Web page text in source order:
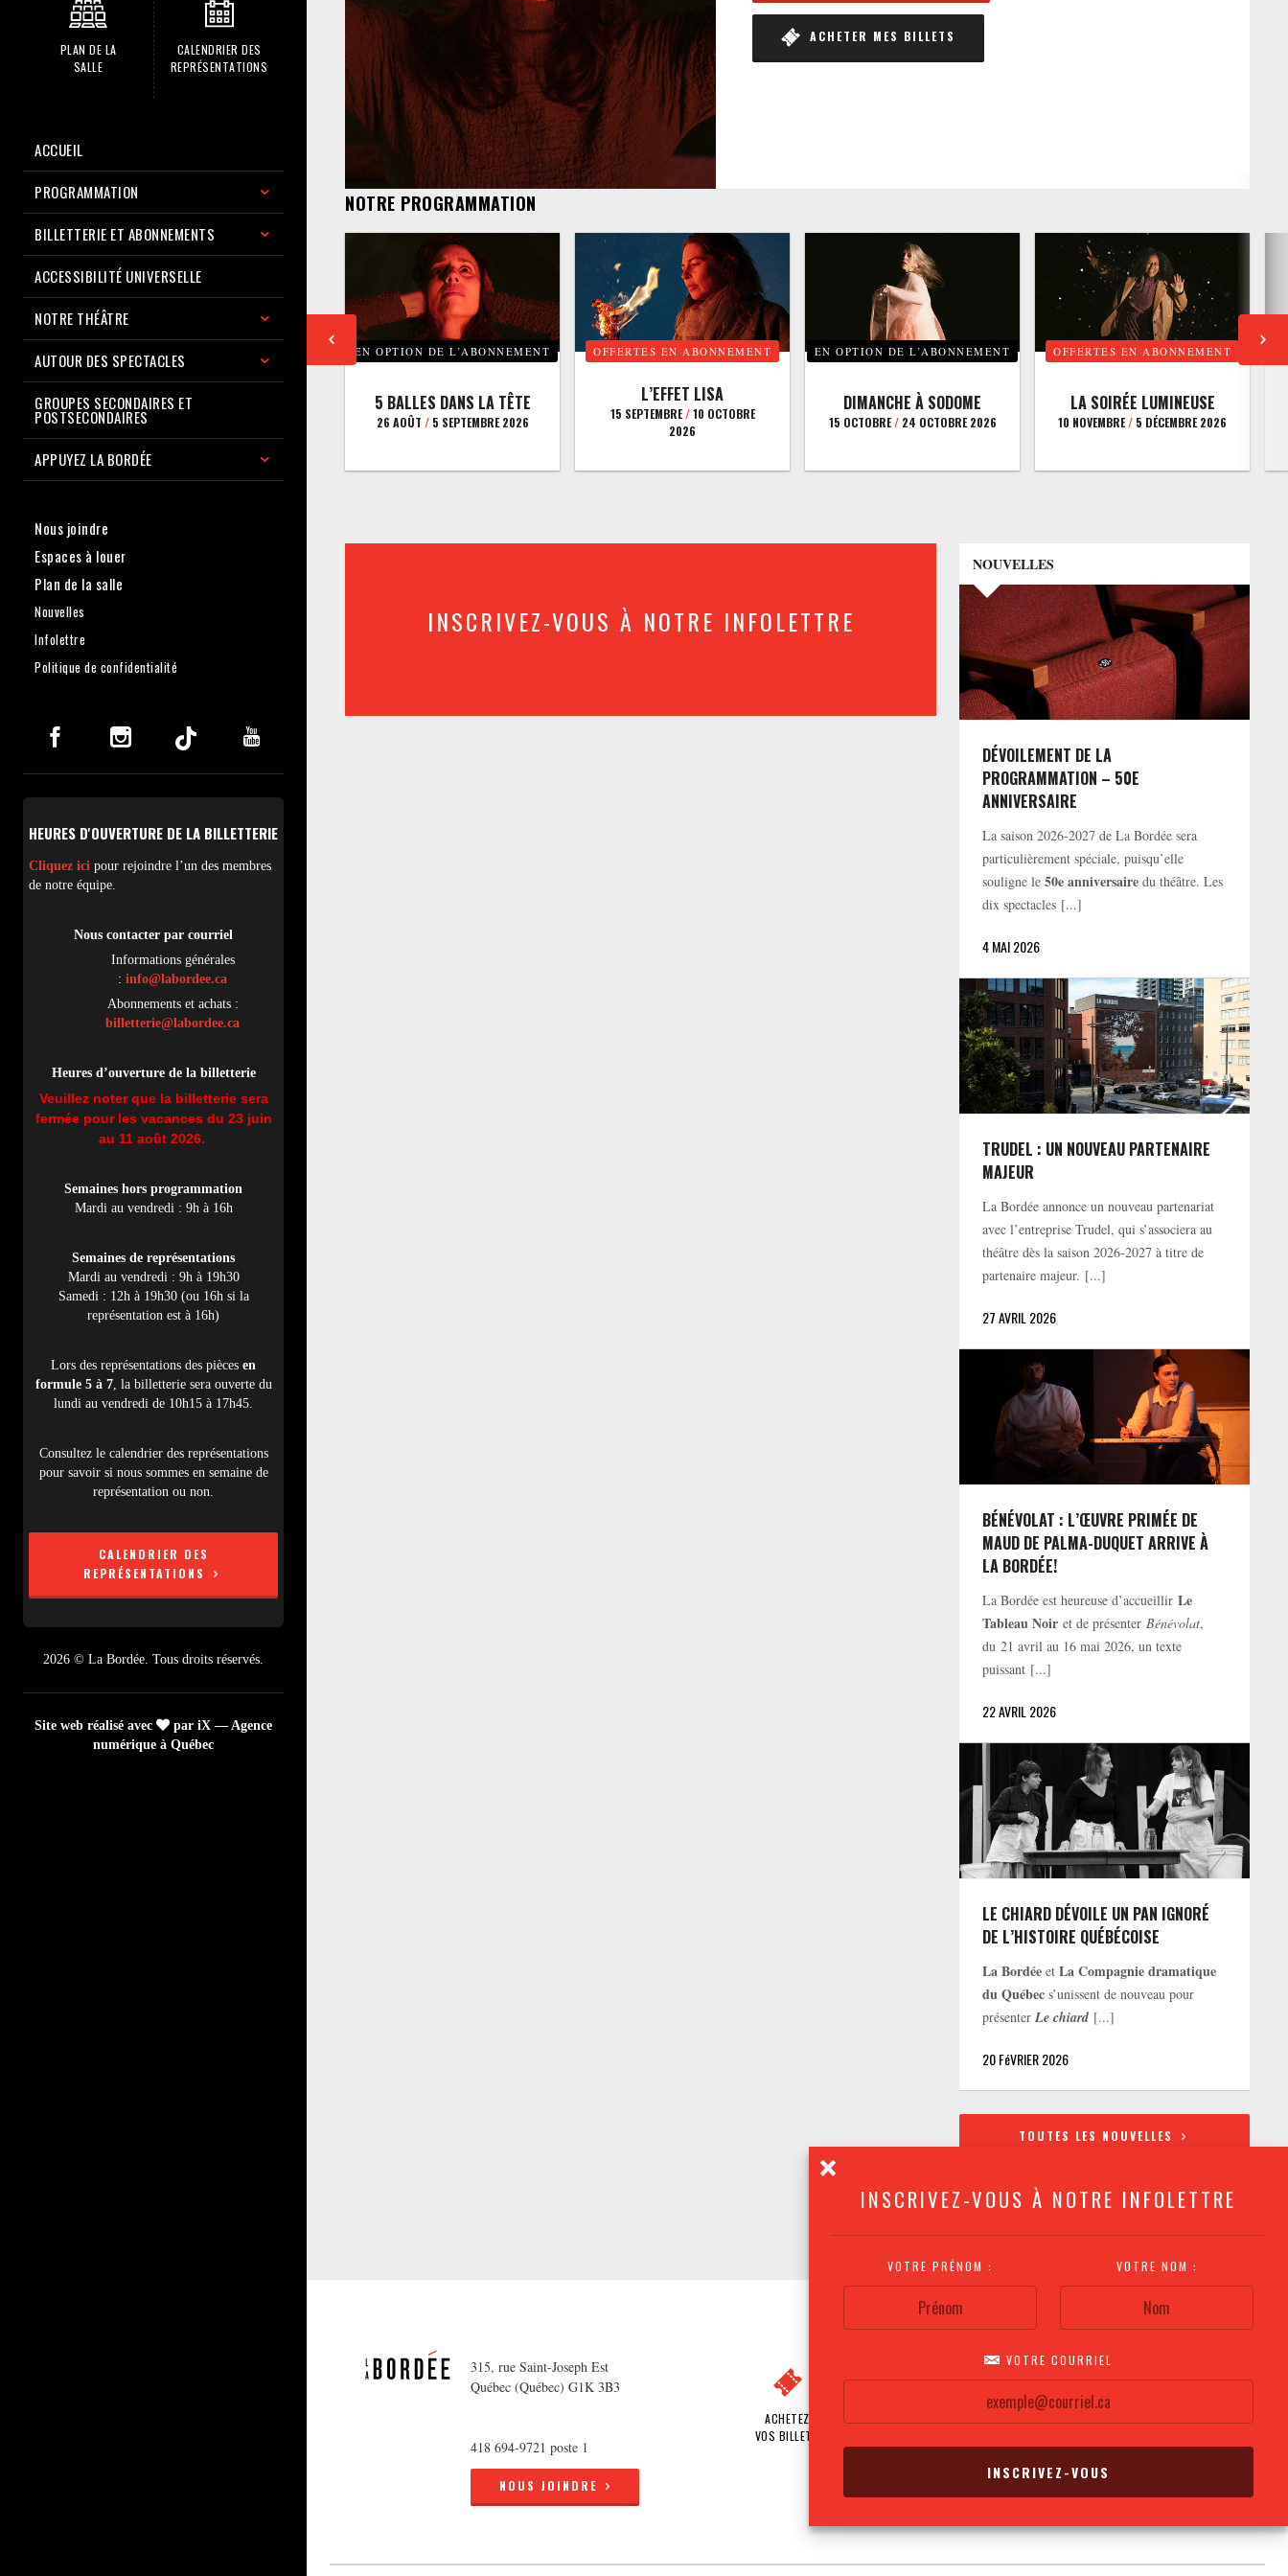
INSCRIVEZ-VOUS À NOTRE INFOLETTRE
VOTRE PRÉNOM : VOTRE NOM :
VOTRE COURRIEL
PLAN DE LA
SALLE
CALENDRIER DES
REPRÉSENTATIONS
ACCUEIL
PROGRAMMATION
BILLETTERIE ET ABONNEMENTS
ACCESSIBILITÉ UNIVERSELLE
NOTRE THÉÂTRE
AUTOUR DES SPECTACLES
GROUPES SECONDAIRES ET
POSTSECONDAIRES
APPUYEZ LA BORDÉE
Nous joindre
Espaces à louer
Plan de la salle
Nouvelles
Infolettre
Politique de confidentialité
HEURES D'OUVERTURE DE LA BILLETTERIE
Cliquez ici pour rejoindre l’un des membres
de notre équipe.
Nous contacter par courriel
Informations générales
: info@labordee.ca
Abonnements et achats :
billetterie@labordee.ca
Heures d’ouverture de la billetterie
Veuillez noter que la billetterie sera
fermée pour les vacances du 23 juin
au 11 août 2026.
Semaines hors programmation
Mardi au vendredi : 9h à 16h
Semaines de représentations
Mardi au vendredi : 9h à 19h30
Samedi : 12h à 19h30 (ou 16h si la
représentation est à 16h)
Lors des représentations des pièces en
formule 5 à 7, la billetterie sera ouverte du
lundi au vendredi de 10h15 à 17h45.
Consultez le calendrier des représentations
pour savoir si nous sommes en semaine de
représentation ou non.
CALENDRIER DES
REPRÉSENTATIONS
2026 © La Bordée. Tous droits réservés.
Site web réalisé avec
par iX — Agence
numérique à Québec
ACHETER MES BILLETS
NOTRE PROGRAMMATION
EN OPTION DE L’ABONNEMENT
5 BALLES DANS LA TÊTE
26 AOÛT /5 SEPTEMBRE 2026
OFFERTES EN ABONNEMENT
L’EFFET LISA
15 SEPTEMBRE/10 OCTOBRE
2026
EN OPTION DE L’ABONNEMENT
DIMANCHE À SODOME
15 OCTOBRE/24 OCTOBRE 2026
OFFERTES EN ABONNEMENT
LA SOIRÉE LUMINEUSE
10 NOVEMBRE/ 5 DÉCEMBRE 2026
INSCRIVEZ-VOUS À NOTRE INFOLETTRE
NOUVELLES
DÉVOILEMENT DE LA
PROGRAMMATION – 50E
ANNIVERSAIRE
La saison 2026-2027 de La Bordée sera
particulièrement spéciale, puisqu’elle
souligne le50e anniversaire du théâtre. Les
dix spectacles [...]
4 MAI 2026
TRUDEL : UN NOUVEAU PARTENAIRE
MAJEUR
La Bordée annonce un nouveau partenariat
avec l’entreprise Trudel, qui s’associera au
théâtre dès la saison 2026-2027 à titre de
partenaire majeur. [...]
27 AVRIL 2026
BÉNÉVOLAT : L’ŒUVRE PRIMÉE DE
MAUD DE PALMA-DUQUET ARRIVE À
LA BORDÉE!
La Bordée est heureuse d’accueillirLe
Tableau Noir et de présenterBénévolat,
du 21 avril au 16 mai 2026, un texte
puissant [...]
22 AVRIL 2026
LE CHIARD DÉVOILE UN PAN IGNORÉ
DE L’HISTOIRE QUÉBÉCOISE
La Bordée etLa Compagnie dramatique
du Québec s’unissent de nouveau pour
présenterLe chiard [...]
20 FéVRIER 2026
TOUTES LES NOUVELLES
315, rue Saint-Joseph Est
Québec (Québec) G1K 3B3
418 694-9721 poste 1
NOUS JOINDRE
ACHETEZ
VOS BILLETS